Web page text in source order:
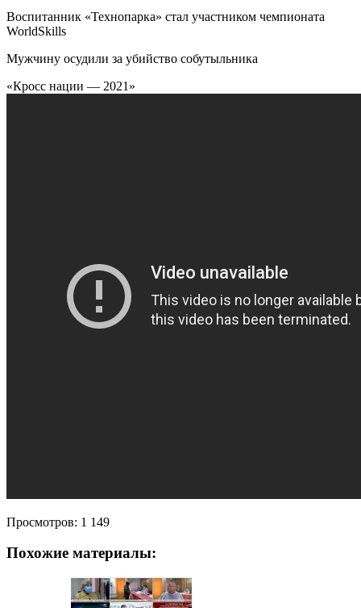
Воспитанник «Технопарка» стал участником чемпионата
WorldSkills
Мужчину осудили за убийство собутыльника
«Кросс нации — 2021»
Просмотров: 1 149
Похожие материалы: